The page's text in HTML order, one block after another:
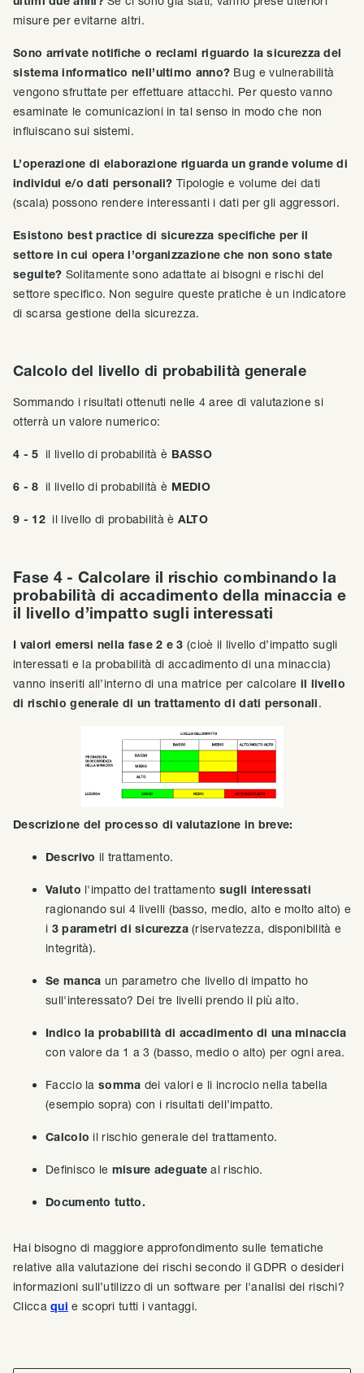
misure per evitarne altri.
Sono arrivate notifiche o reclami riguardo la sicurezza del
sistema informatico nell’ultimo anno? Bug e vulnerabilità
vengono sfruttate per effettuare attacchi. Per questo vanno
esaminate le comunicazioni in tal senso in modo che non
influiscano sui sistemi.‍
L’operazione di elaborazione riguarda un grande volume di
individui e/o dati personali?Tipologie e volume dei dati
(scala) possono rendere interessanti i dati per gli aggressori.
Esistono best practice di sicurezza specifiche per il
settore in cui opera l’organizzazione che non sono state
seguite? Solitamente sono adattate ai bisogni e rischi del
settore specifico. Non seguire queste pratiche è un indicatore
di scarsa gestione della sicurezza.
Calcolo del livello di probabilità generale
Sommando i risultati ottenuti nelle 4 aree di valutazione si
otterrà un valore numerico:
4 - 5 il livello di probabilità è BASSO
6 - 8 il livello di probabilità è MEDIO
9 - 12il livello di probabilità è ALTO
Fase 4 - Calcolare il rischio combinando la
probabilità di accadimento della minaccia e
il livello d’impatto sugli interessati
I valori emersi nella fase 2 e 3 (cioè il livello d’impatto sugli
interessati e la probabilità di accadimento di una minaccia)
vanno inseriti all’interno di una matrice per calcolare il livello
di rischio generale di un trattamento di dati personali.
Descrizione del processo di valutazione in breve:
Descrivo il trattamento.
Valuto l'impatto del trattamento sugli interessati
ragionando sui 4 livelli (basso, medio, alto e molto alto) e
i 3 parametri di sicurezza(riservatezza, disponibilità e
integrità).
Se manca un parametro che livello di impatto ho
sull'interessato? Dei tre livelli prendo il più alto.
Indico la probabilità di accadimento di una minaccia
con valore da 1 a 3 (basso, medio o alto) per ogni area.
Faccio la somma dei valori e li incrocio nella tabella
(esempio sopra) con i risultati dell’impatto.
Calcolo il rischio generale del trattamento.
Definisco le misure adeguate al rischio.
Documento tutto.
Hai bisogno di maggiore approfondimento sulle tematiche
relative alla valutazione dei rischi secondo il GDPR o desideri
informazioni sull’utilizzo di un software per l'analisi dei rischi?
Cliccaqui e scopri tutti i vantaggi.